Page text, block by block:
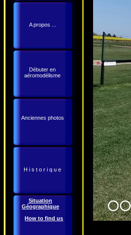
A propos ...
Débuter en
aéromodélisme
Anciennes photos
H i s t o r i q u e
Situation
Géographique
How to find us